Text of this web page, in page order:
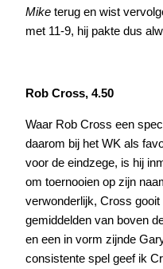
Mike terug en wist
met 11-9, hij pakte dus
Rob Cross, 4.50
Waar Rob Cross een
daarom bij het WK als
voor de eindzege, is hij
om toernooien op zijn
verwonderlijk, Cross
gemiddelden van boven
en een in vorm zijnde
consistente spel geef ik